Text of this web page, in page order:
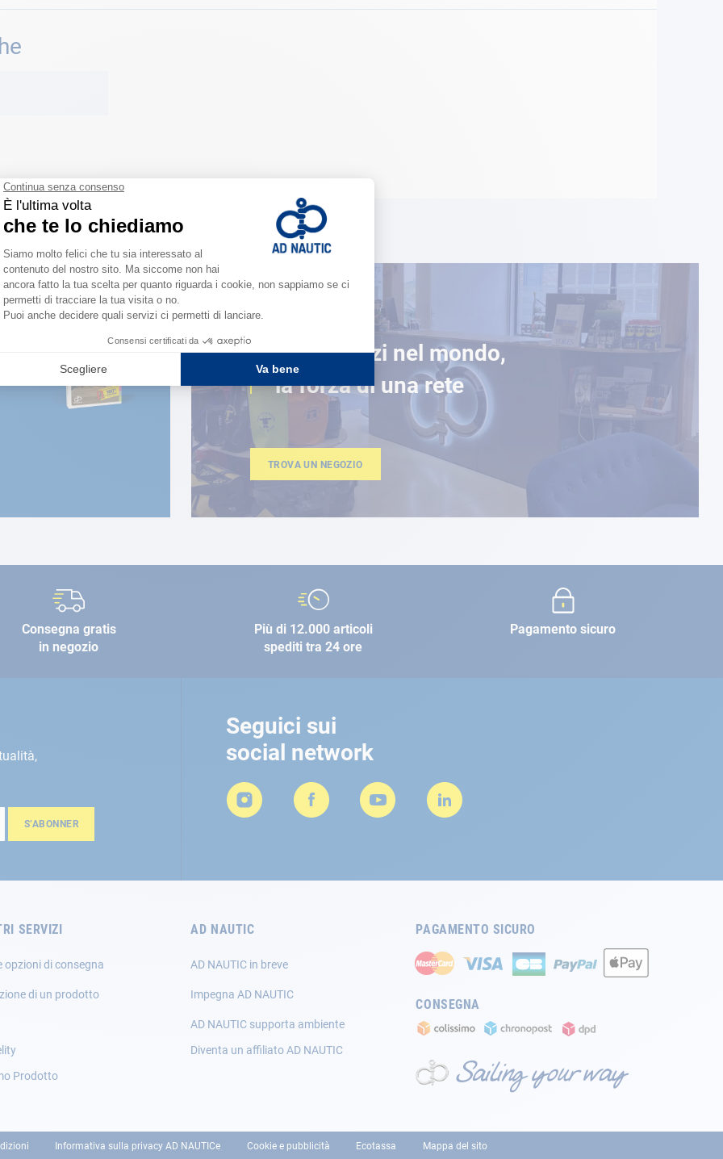
150 negozi nel mondo,
la forza di una rete
TROVA UN NEGOZIO
Consegna gratis
in negozio
Più di 12.000 articoli
spediti tra 24 ore
Pagamento sicuro
S’ABONNER
Seguici sui
social network
SERVIZI
opzioni di consegna
di un prodotto
Prodotto
AD NAUTIC
AD NAUTIC in breve
Impegna AD NAUTIC
AD NAUTIC supporta ambiente
Diventa un affiliato AD NAUTIC
PAGAMENTO SICURO
CONSEGNA
Informativa sulla privacy AD NAUTICe Cookie e pubblicità Ecotassa Mappa del sito